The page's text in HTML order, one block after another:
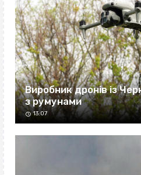
Виробник дронів із
з румунами
13:07